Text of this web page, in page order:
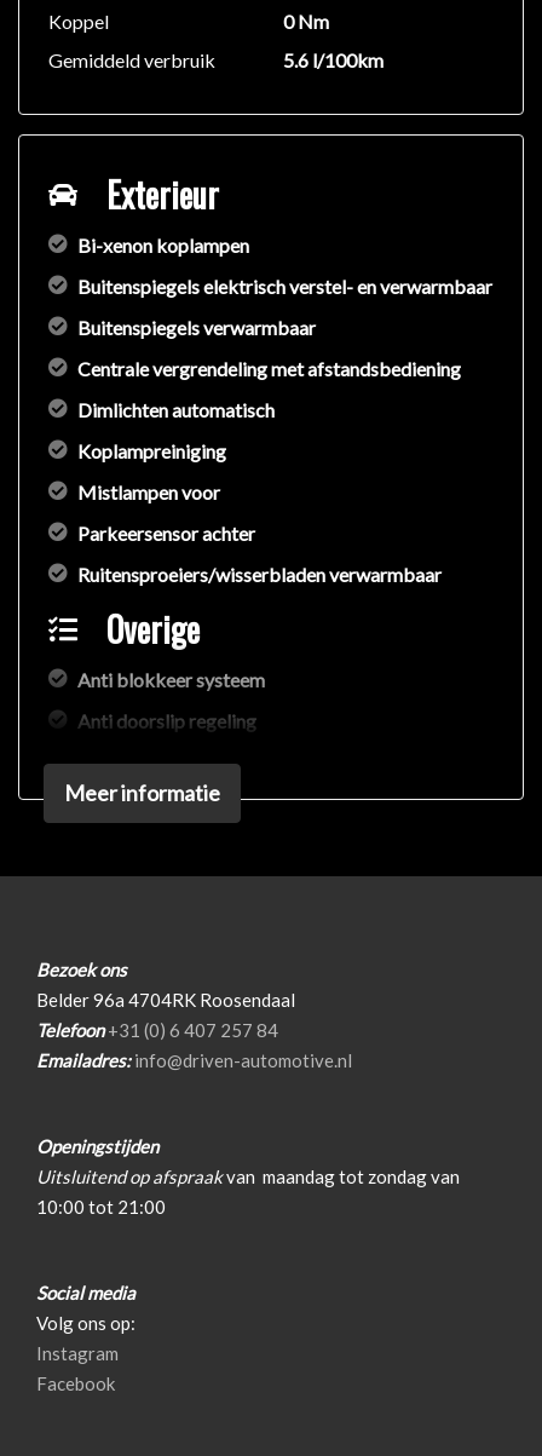
Koppel
0 Nm
Gemiddeld verbruik
5.6 l/100km
Exterieur
Bi-xenon koplampen
Buitenspiegels elektrisch verstel- en verwarmbaar
Buitenspiegels verwarmbaar
Centrale vergrendeling met afstandsbediening
Dimlichten automatisch
Koplampreiniging
Mistlampen voor
Parkeersensor achter
Ruitensproeiers/wisserbladen verwarmbaar
Overige
Anti blokkeer systeem
Anti doorslip regeling
Bestuurdersairbag
Bluetooth
Passagiersairbag
Zij airbag(s) voor
Interieur
Airco automatisch
Armsteun voor
Stuur leder
Meer informatie
Bezoek ons
Belder 96a 4704RK Roosendaal
Telefoon+31 (0) 6 407 257 84
Emailadres:info@driven-automotive.nl
Openingstijden
Uitsluitend op afspraakvan maandag tot zondag van
10:00 tot 21:00
Social media
Volg ons op:
Instagram
Facebook